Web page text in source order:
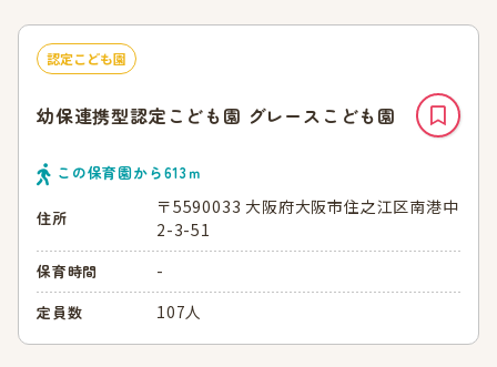
認定こども園
幼保連携型認定こども園 グレースこども園
この保育園から613ｍ
住所
〒5590033 大阪府大阪市住之江区南港中
2-3-51
保育時間 -
定員数 107人